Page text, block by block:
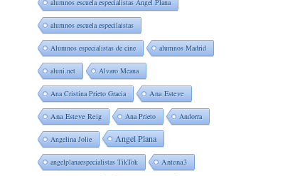
alumnos escuela especialistas Ángel Plana
alumnos escuela especilaistas
Alumnos especialistas de cine alumnos Madrid
aluni.net Alvaro Meana
Ana Cristina Prieto Gracia Ana Esteve
Ana Esteve Reig Ana Prieto Andorra
Angelina Jolie Angel Plana
angelplanaespecialistas TikTok Antena3